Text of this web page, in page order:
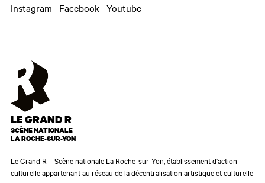
Instagram Facebook Youtube
LE GRAND R
SCÈNE NATIONALE
LA ROCHE-SUR-YON
Le Grand R – Scène nationale La Roche-sur-Yon, établissement d’action
culturelle appartenant au réseau de la décentralisation artistique et culturelle